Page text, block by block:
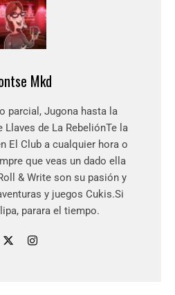
Mkd
parcial, Jugona hasta la
Llaves de La RebeliónTe la
El Club a cualquier hora o
que veas un dado ella
& Write son su pasión y
y juegos Cukis.Si
parara el tiempo.